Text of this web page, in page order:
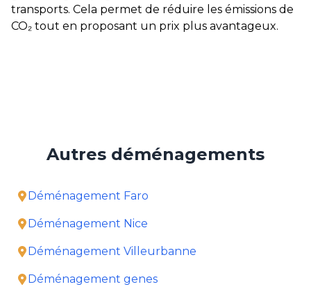
transports. Cela permet de réduire les émissions de
CO₂ tout en proposant un prix plus avantageux.
Autres déménagements
Déménagement Faro
Déménagement Nice
Déménagement Villeurbanne
Déménagement genes